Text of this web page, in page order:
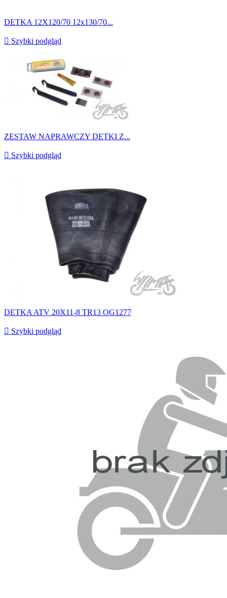
DETKA 12X120/70 12x130/70...
 Szybki podgląd
ZESTAW NAPRAWCZY DETKI Z...
 Szybki podgląd
DETKA ATV 20X11-8 TR13 OG1277
 Szybki podgląd